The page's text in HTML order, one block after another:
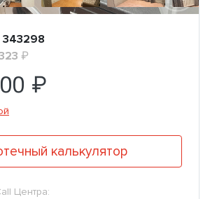
343298
₽
₽
калькулятор
Центра: